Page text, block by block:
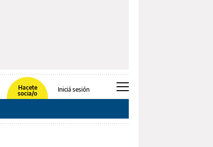
Hacete
socia/o
Iniciá sesión